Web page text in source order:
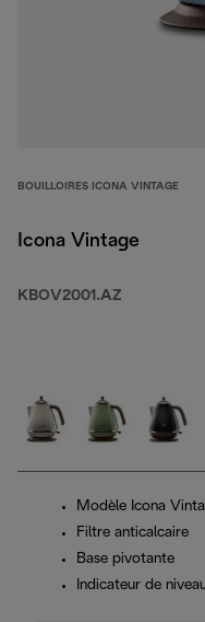
BOUILLOIRES ICONA VINTAGE
Icona Vintage
KBOV2001.AZ
Modèle Icona
Filtre anticalcaire
Base pivotante
Indicateur de